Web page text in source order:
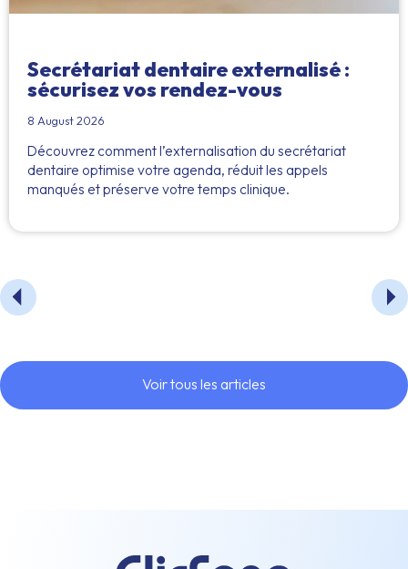
Secrétariat dentaire externalisé :
sécurisez vos rendez-vous
8 August 2026
Découvrez comment l’externalisation du secrétariat
dentaire optimise votre agenda, réduit les appels
manqués et préserve votre temps clinique.
Voir tous les articles